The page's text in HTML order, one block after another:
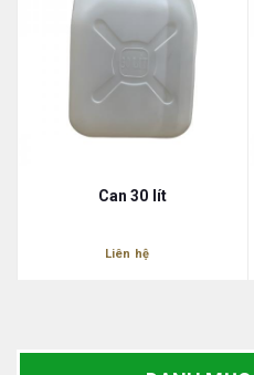
Can 30 lít
Liên hệ